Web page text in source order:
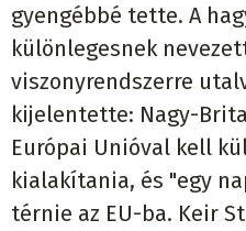
gyengébbé tette. A
különlegesnek
viszonyrendszerre
kijelentette: Nagy-
Európai Unióval kell
kialakítania, és "egy
térnie az EU-ba. Keir